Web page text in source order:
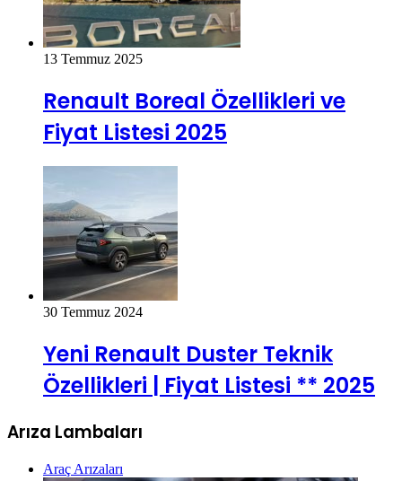
13 Temmuz 2025
Renault Boreal Özellikleri ve
Fiyat Listesi 2025
30 Temmuz 2024
Yeni Renault Duster Teknik
Özellikleri | Fiyat Listesi ** 2025
Arıza Lambaları
Araç Arızaları